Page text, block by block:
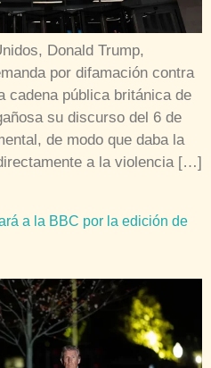
Donald Trump,
por difamación contra
cadena pública británica de
su discurso del 6 de
de modo que daba la
a la violencia […]
a la BBC por la edición de